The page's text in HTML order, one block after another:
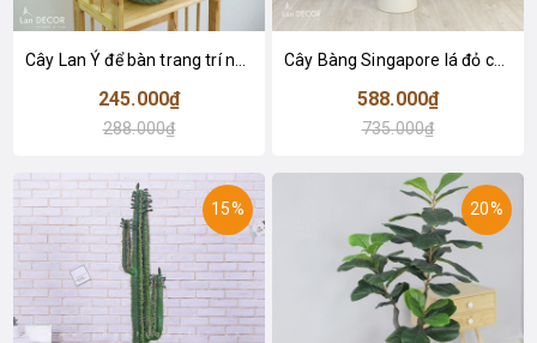
245.000₫
288.000₫
Cây Bàng Singapore lá đỏ cây giả trang trí Lan Decor (110cm) - LC2918-1
588.000₫
735.000₫
15% 20%